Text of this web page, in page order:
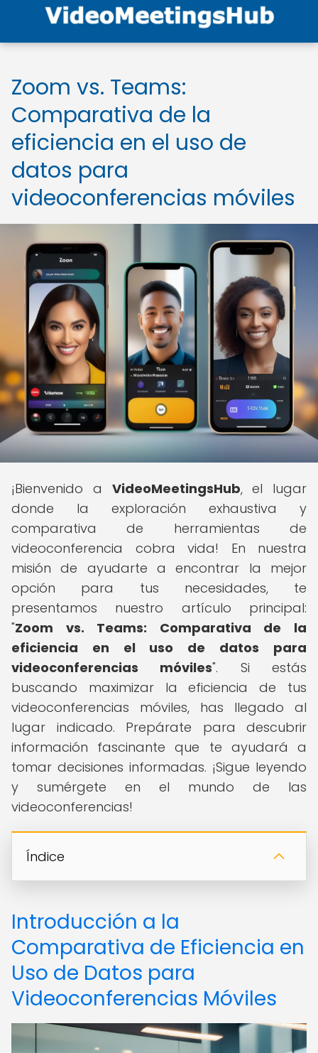
Zoom vs. Teams:
Comparativa de la
eficiencia en el uso de
datos para
videoconferencias móviles
¡Bienvenido a VideoMeetingsHub, el lugar
donde la exploración exhaustiva y
comparativa de herramientas de
videoconferencia cobra vida! En nuestra
misión de ayudarte a encontrar la mejor
opción para tus necesidades, te
presentamos nuestro artículo principal:
"Zoom vs. Teams: Comparativa de la
eficiencia en el uso de datos para
videoconferencias móviles". Si estás
buscando maximizar la eficiencia de tus
videoconferencias móviles, has llegado al
lugar indicado. Prepárate para descubrir
información fascinante que te ayudará a
tomar decisiones informadas. ¡Sigue leyendo
y sumérgete en el mundo de las
videoconferencias!
Índice
Introducción a la
Comparativa de Eficiencia en
Uso de Datos para
Videoconferencias Móviles